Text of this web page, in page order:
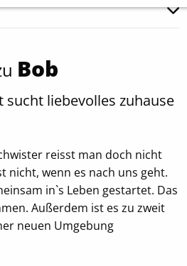
Bob
liebevolles zuhause
reisst man doch nicht
nicht, wenn es nach uns geht.
in`s Leben gestartet. Das
Außerdem ist es zu zweit
neuen Umgebung
für die ordnungsgemäße
Land e.V.
Einstellungen